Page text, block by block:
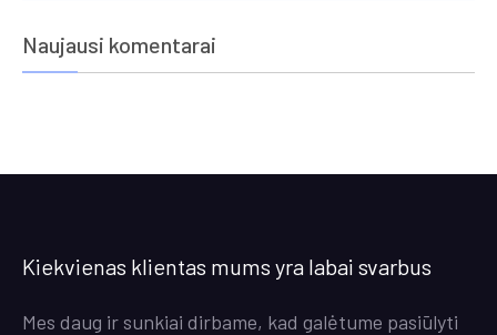
Naujausi komentarai
Kiekvienas klientas mums yra labai svarbus
Mes daug ir sunkiai dirbame, kad galėtume pasiūlyti